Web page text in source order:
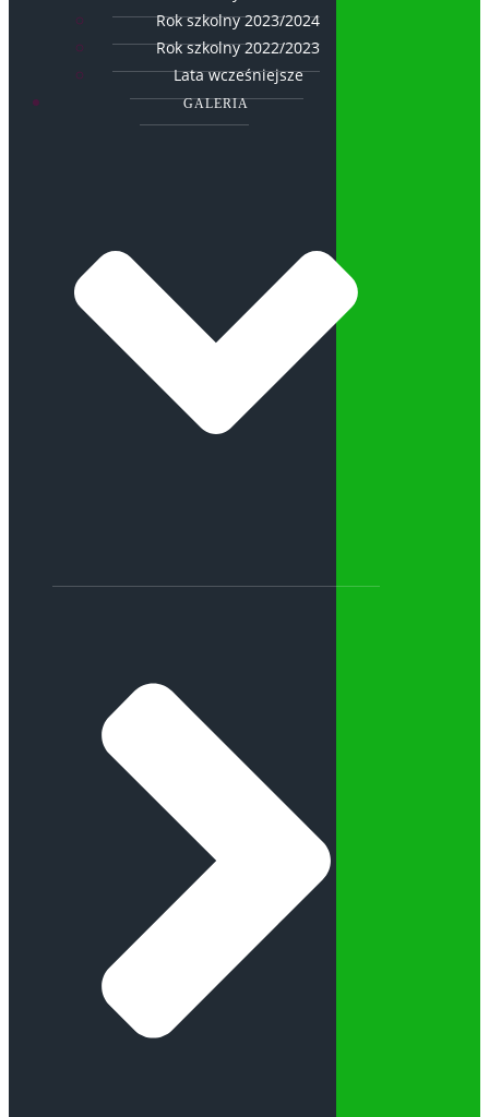
Rok szkolny 2023/2024
Rok szkolny 2022/2023
Lata wcześniejsze
GALERIA